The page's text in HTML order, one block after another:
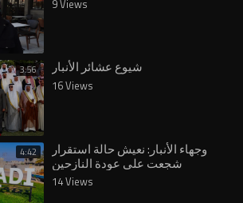
3:56 شيوع عشائر الأنبار
16 Views
4:42 وجهاء الأنبار: نعيش حالة استقرار
شجعت على عودة النازحين
14 Views